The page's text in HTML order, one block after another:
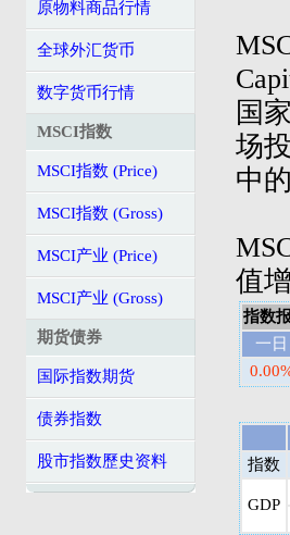
原物料商品行情
全球外汇货币
数字货币行情
MSCI指数
MSCI指数 (Price)
MSCI指数 (Gross)
MSCI产业 (Price)
MSCI产业 (Gross)
期货债券
国际指数期货
债券指数
股市指数歷史资料
国
场
中
值
指数
一日
指数
GDP